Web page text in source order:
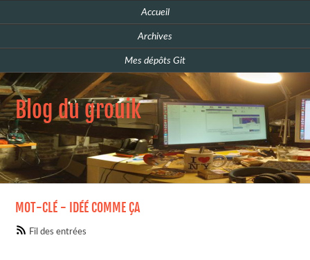
Accueil
Archives
Mes dépôts Git
Blog du grouik
MOT-CLÉ - IDÉÉ COMME ÇA
Fil des entrées